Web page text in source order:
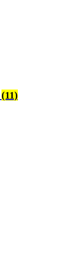
(11)